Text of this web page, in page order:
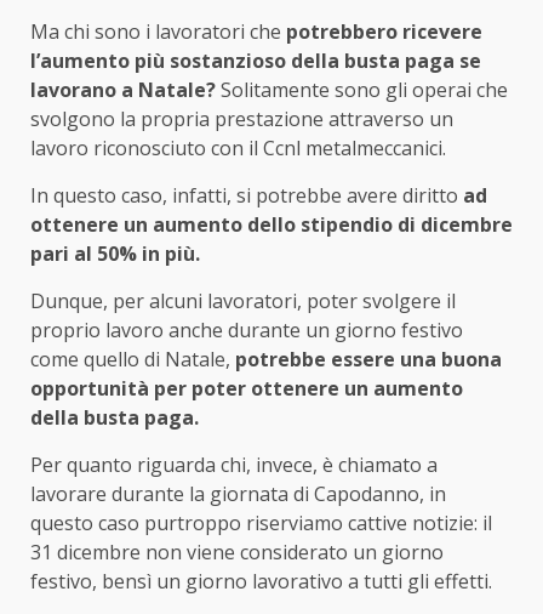
Ma chi sono i lavoratori che potrebbero ricevere
l’aumento più sostanzioso della busta paga se
lavorano a Natale?Solitamente sono gli operai che
svolgono la propria prestazione attraverso un
lavoro riconosciuto con il Ccnl metalmeccanici.
In questo caso, infatti, si potrebbe avere diritto ad
ottenere un aumento dello stipendio di dicembre
pari al 50% in più.
Dunque, per alcuni lavoratori, poter svolgere il
proprio lavoro anche durante un giorno festivo
come quello di Natale, potrebbe essere una buona
opportunità per poter ottenere un aumento
della busta paga.
Per quanto riguarda chi, invece, è chiamato a
lavorare durante la giornata di Capodanno, in
questo caso purtroppo riserviamo cattive notizie: il
31 dicembre non viene considerato un giorno
festivo, bensì un giorno lavorativo a tutti gli effetti.